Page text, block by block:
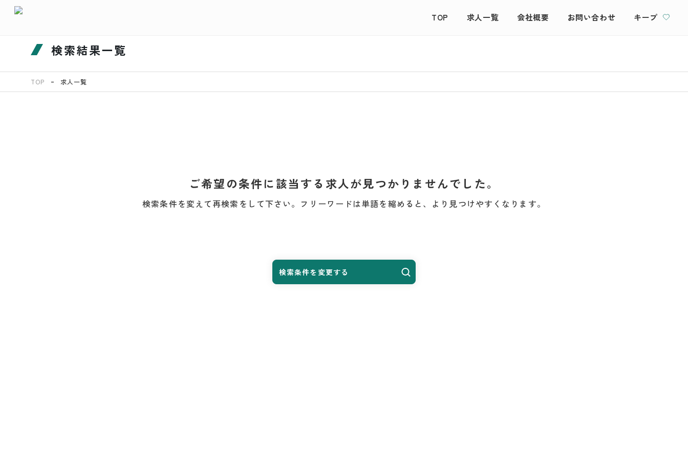
TOP 求人一覧 会社概要 お問い合わせ キープ
検索結果一覧
TOP 求人一覧
ご希望の条件に該当する求人が見つかりませんでした。
検索条件を変えて再検索をして下さい。フリーワードは単語を縮めると、より見つけやすくなります。
検索条件を変更する